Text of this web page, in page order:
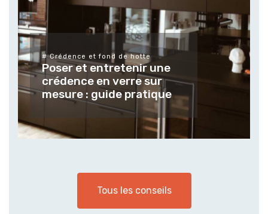
# Crédence et fond de hotte
Poser et entretenir une
crédence en verre sur
mesure : guide pratique
Tous les conseils